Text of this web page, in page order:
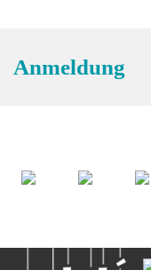
Anmeldung